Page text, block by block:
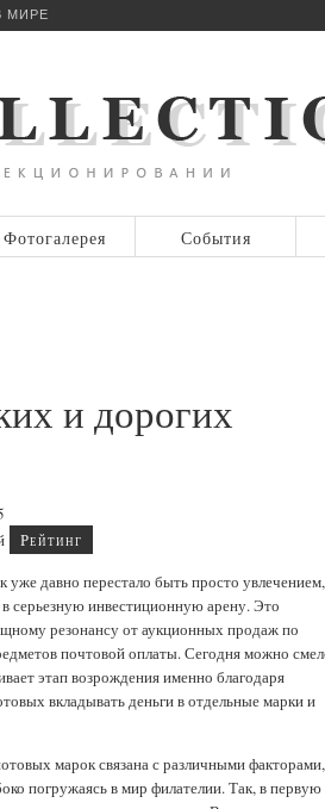
МИРЕ
Фотогалерея События
и дорогих
уже давно перестало быть просто увлечением,
серьезную инвестиционную арену. Это
резонансу от аукционных продаж по
почтовой оплаты. Сегодня можно
этап возрождения именно благодаря
вкладывать деньги в отдельные марки и
марок связана с различными факторами,
погружаясь в мир филателии. Так, в первую